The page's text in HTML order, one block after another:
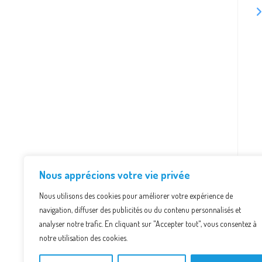
Nous apprécions votre vie privée
Nous utilisons des cookies pour améliorer votre expérience de
navigation, diffuser des publicités ou du contenu personnalisés et
analyser notre trafic. En cliquant sur "Accepter tout", vous consentez à
notre utilisation des cookies.